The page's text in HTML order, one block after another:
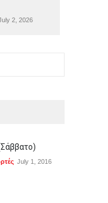
2, 2026
July 1, 2016